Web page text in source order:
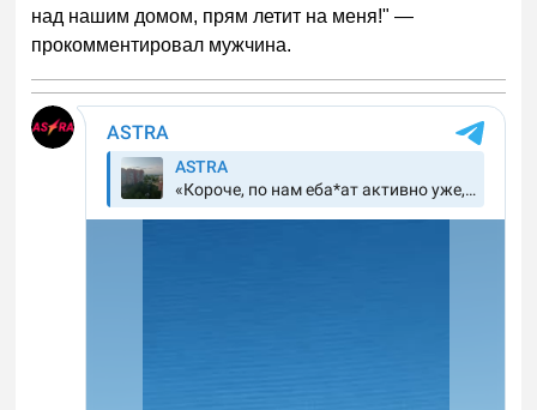
над нашим домом, прям летит на меня!" —
прокомментировал мужчина.